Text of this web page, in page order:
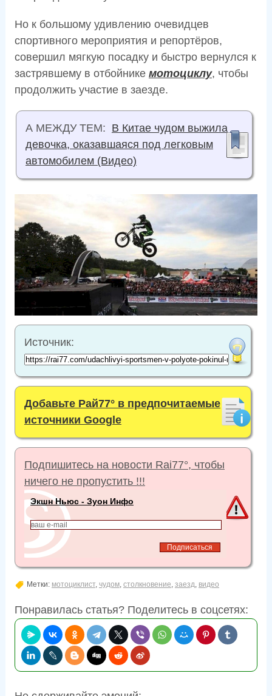
Но к большому удивлению очевидцев
спортивного мероприятия и репортёров,
совершил мягкую посадку и быстро вернулся к
застрявшему в отбойнике мотоциклу, чтобы
продолжить участие в заезде.
А МЕЖДУ ТЕМ: В Китае чудом выжила
девочка, оказавшаяся под легковым
автомобилем (Видео)
Источник:
Добавьте Рай77° в предпочитаемые
источники Google
Подпишитесь на новости Rai77°, чтобы
ничего не пропустить !!!
Экшн Ньюс - Зуон Инфо
Метки: мотоциклист, чудом, столкновение, заезд, видео
Понравилась статья? Поделитесь в соцсетях: